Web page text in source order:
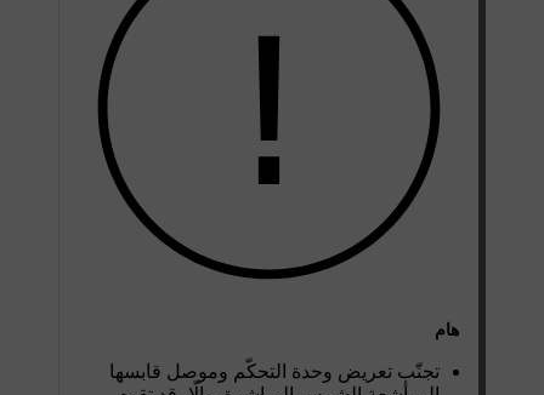
هام
تجنّب تعريض وحدة التحكّم وموصل قابسها